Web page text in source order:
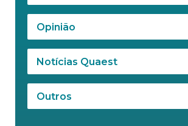
Opinião
Notícias Quaest
Outros